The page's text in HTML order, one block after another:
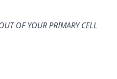
OF YOUR PRIMARY CELL